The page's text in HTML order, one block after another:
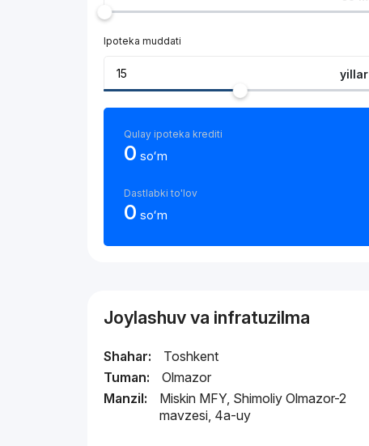
Ipoteka muddati
yillar
Qulay ipoteka krediti
0 soʻm
Dastlabki to'lov
0 soʻm
Joylashuv va infratuzilma
Shahar:
Toshkent
Tuman:
Olmazor
Manzil:
Miskin MFY, Shimoliy Olmazor-2
mavzesi, 4a-uy